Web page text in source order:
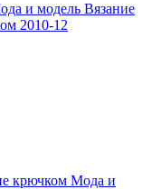
и модель Вязание
2010-12
крючком Мода и